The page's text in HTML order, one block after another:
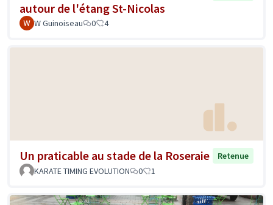
autour de l'étang St-Nicolas
W Guinoiseau 0 4
Un praticable au stade de la Roseraie
Retenue
KARATE TIMING EVOLUTION
0 1